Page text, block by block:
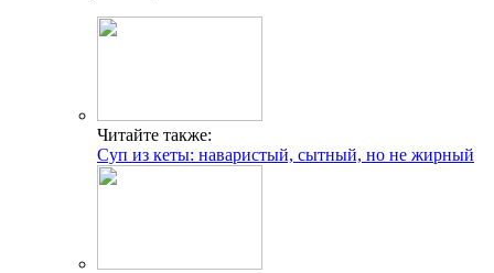
Читайте также:
Суп из кеты: наваристый, сытный, но не жирный